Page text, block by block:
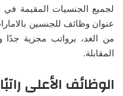
لجميع الجنسيات المقيمة في
عنوان وظائف للجنسين
من الغد، برواتب مجزية
المقابلة.
الوظائف الأعلى